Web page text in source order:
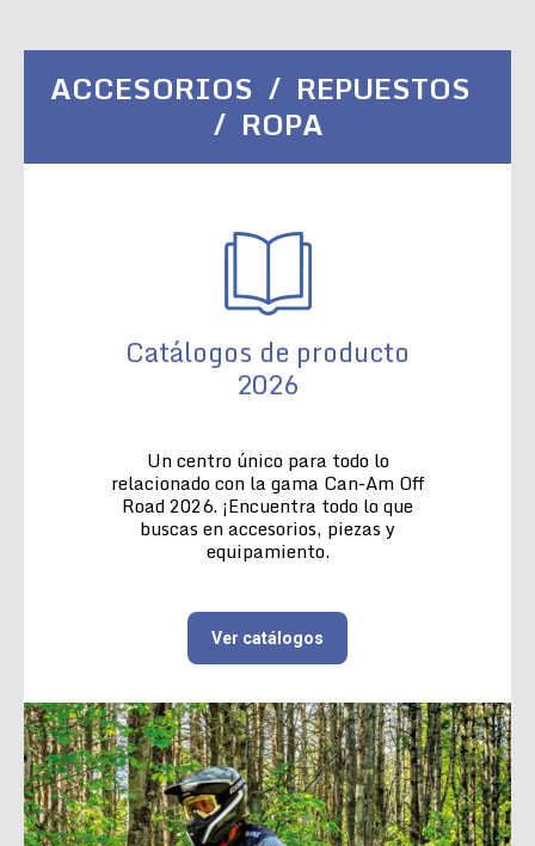
ACCESORIOS / REPUESTOS
/ ROPA
Catálogos de producto
2026
Un centro único para todo lo
relacionado con la gama Can-Am Off
Road 2026. ¡Encuentra todo lo que
buscas en accesorios, piezas y
equipamiento.
Ver catálogos